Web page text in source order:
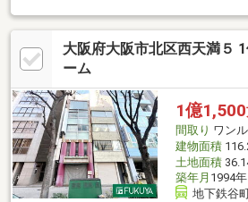
大阪府大阪市北区西天満５
ーム
1億1,500
間取り ワン
建物面積
土地面積
築年月 1994
地下鉄谷